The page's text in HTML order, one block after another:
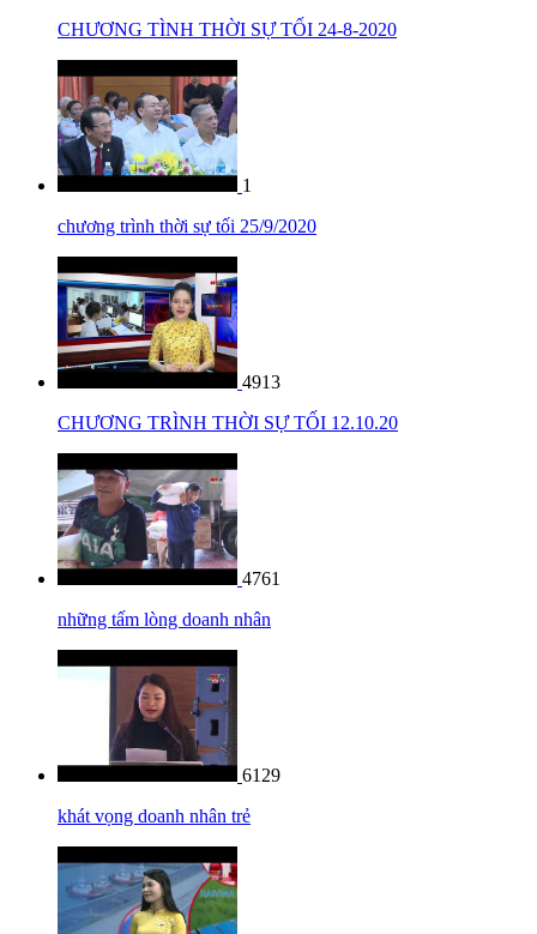
CHƯƠNG TÌNH THỜI SỰ TỐI 24-8-2020
1
chương trình thời sự tối 25/9/2020
4913
CHƯƠNG TRÌNH THỜI SỰ TỐI 12.10.20
4761
những tấm lòng doanh nhân
6129
khát vọng doanh nhân trẻ